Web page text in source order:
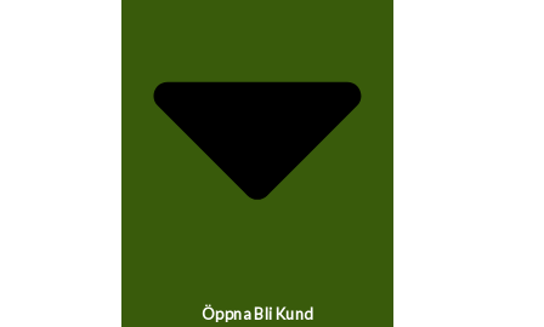
Öppna Bli Kund